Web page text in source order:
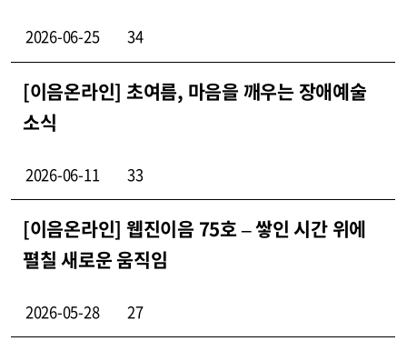
2026-06-25 34
[이음온라인] 초여름, 마음을 깨우는 장애예술
소식
2026-06-11 33
[이음온라인] 웹진이음 75호 – 쌓인 시간 위에
펼칠 새로운 움직임
2026-05-28 27